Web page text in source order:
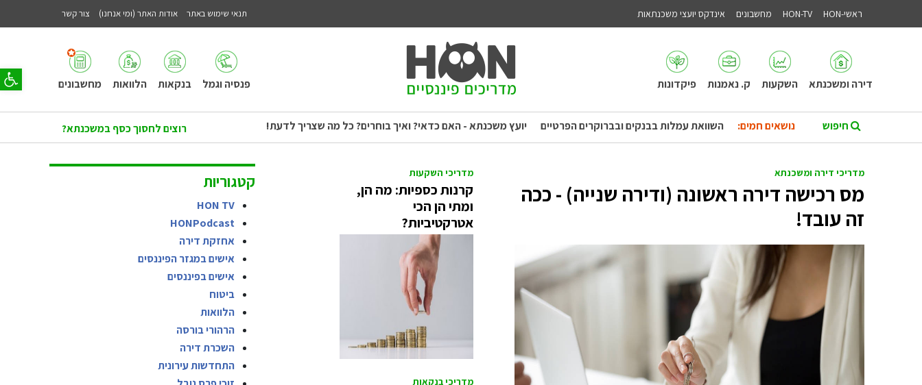
פתח
תנאי שימוש באתר אודות האתר (ומי אנחנו) צור קשר ראשי-HON HON-TV מחשבונים אינדקס יועצי משכנתאות
דירה ומשכנתא השקעות ק. נאמנות פיקדונות פנסיה וגמל בנקאות הלוואות מחשבונים
נושאים חמים: רוצים לחסוך כסף במשכנתא? השוואת עמלות בבנקים ובברוקרים הפרטיים יועץ משכנתא - האם כדאי? ואיך בוחרים? כל מה שצריך לדעת!
מדריכי דירה ומשכנתא
מס רכישה דירה ראשונה (ודירה שנייה) - ככה
זה עובד!
מדריכי השקעות
קרנות כספיות: מה הן,
ומתי הן הכי
אטרקטיביות?
מדריכי בנקאות
קטגוריות
HON TV
HONPodcast
אחזקת דירה
אישים במגזר הפיננסים
אישים בפיננסים
ביטוח
הלוואות
הרהורי בורסה
השכרת דירה
התחדשות עירונית